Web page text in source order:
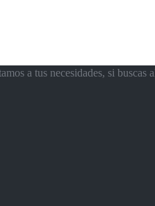
a tus necesidades, si buscas